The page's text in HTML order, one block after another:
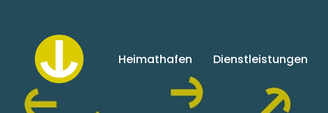
Heimathafen Dienstleistungen